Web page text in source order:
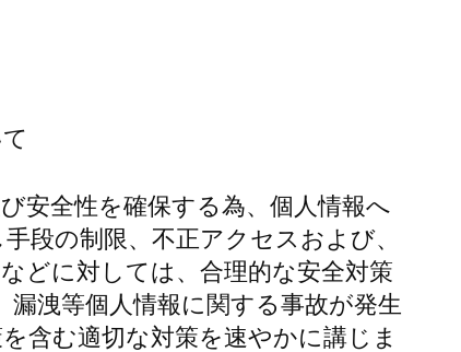
安全性を確保する為、個人情報へ
段の制限、不正アクセスおよび、
どに対しては、合理的な安全対策
洩等個人情報に関する事故が発生
含む適切な対策を速やかに講じま